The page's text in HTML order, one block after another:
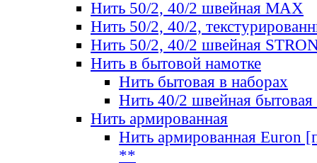
Нить 50/2, 40/2 швейная МАХ
Нить 50/2, 40/2,
Нить 50/2, 40/2 швейная
Нить в бытовой намотке
Нить бытовая в наборах
Нить 40/2 швейная бытовая
Нить армированная
Нить армированная Euron
**